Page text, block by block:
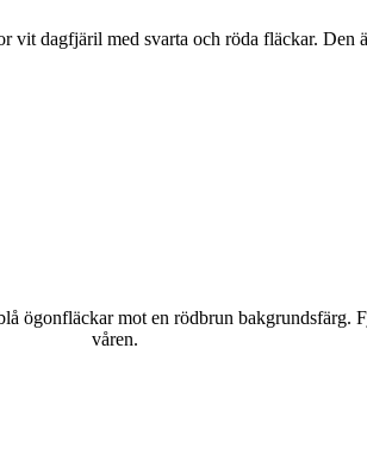
dagfjäril med svarta och röda fläckar. Den
ögonfläckar mot en rödbrun
våren.